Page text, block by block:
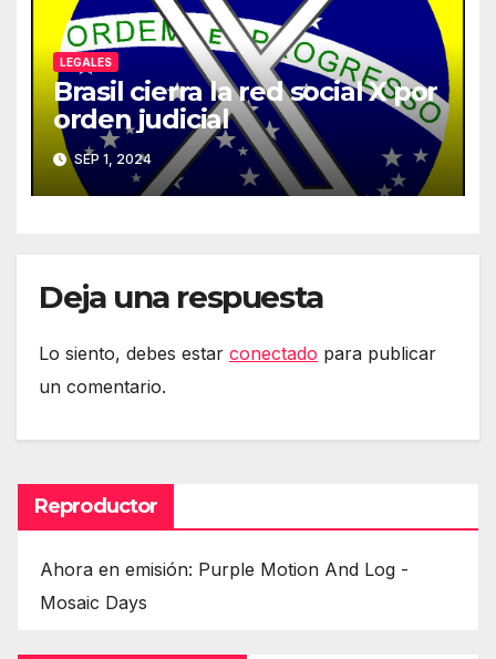
LEGALES
Brasil cierra la red social X por
orden judicial
SEP 1, 2024
Deja una respuesta
Lo siento, debes estar conectado para publicar
un comentario.
Reproductor
Ahora en emisión: Purple Motion And Log -
Mosaic Days